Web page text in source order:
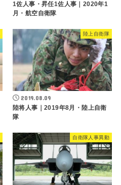
1佐人事・昇任1佐人事｜2020年1
月・航空自衛隊
陸上自衛隊
2019.08.09
陸将人事｜2019年8月・陸上自衛
隊
自衛隊人事異動